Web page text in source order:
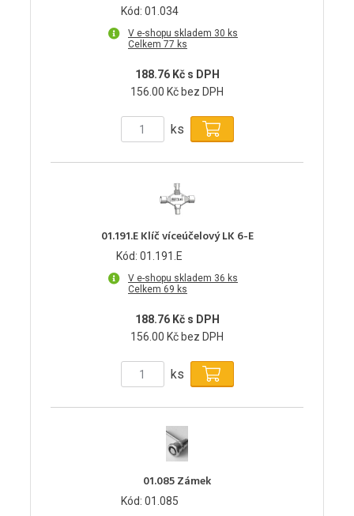
Kód: 01.034
V e-shopu skladem 30 ks
Celkem 77 ks
188.76 Kč s DPH
156.00 Kč bez DPH
ks
01.191.E Klíč víceúčelový LK 6-E
Kód: 01.191.E
V e-shopu skladem 36 ks
Celkem 69 ks
188.76 Kč s DPH
156.00 Kč bez DPH
ks
01.085 Zámek
Kód: 01.085